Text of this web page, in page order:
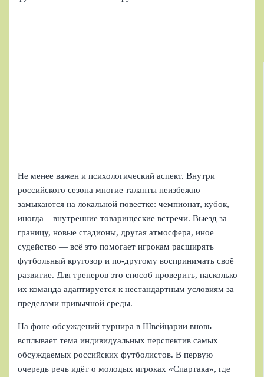
Не менее важен и психологический аспект. Внутри
российского сезона многие таланты неизбежно
замыкаются на локальной повестке: чемпионат, кубок,
иногда – внутренние товарищеские встречи. Выезд за
границу, новые стадионы, другая атмосфера, иное
судейство — всё это помогает игрокам расширять
футбольный кругозор и по-другому воспринимать своё
развитие. Для тренеров это способ проверить, насколько
их команда адаптируется к нестандартным условиям за
пределами привычной среды.
На фоне обсуждений турнира в Швейцарии вновь
всплывает тема индивидуальных перспектив самых
обсуждаемых российских футболистов. В первую
очередь речь идёт о молодых игроках «Спартака», где